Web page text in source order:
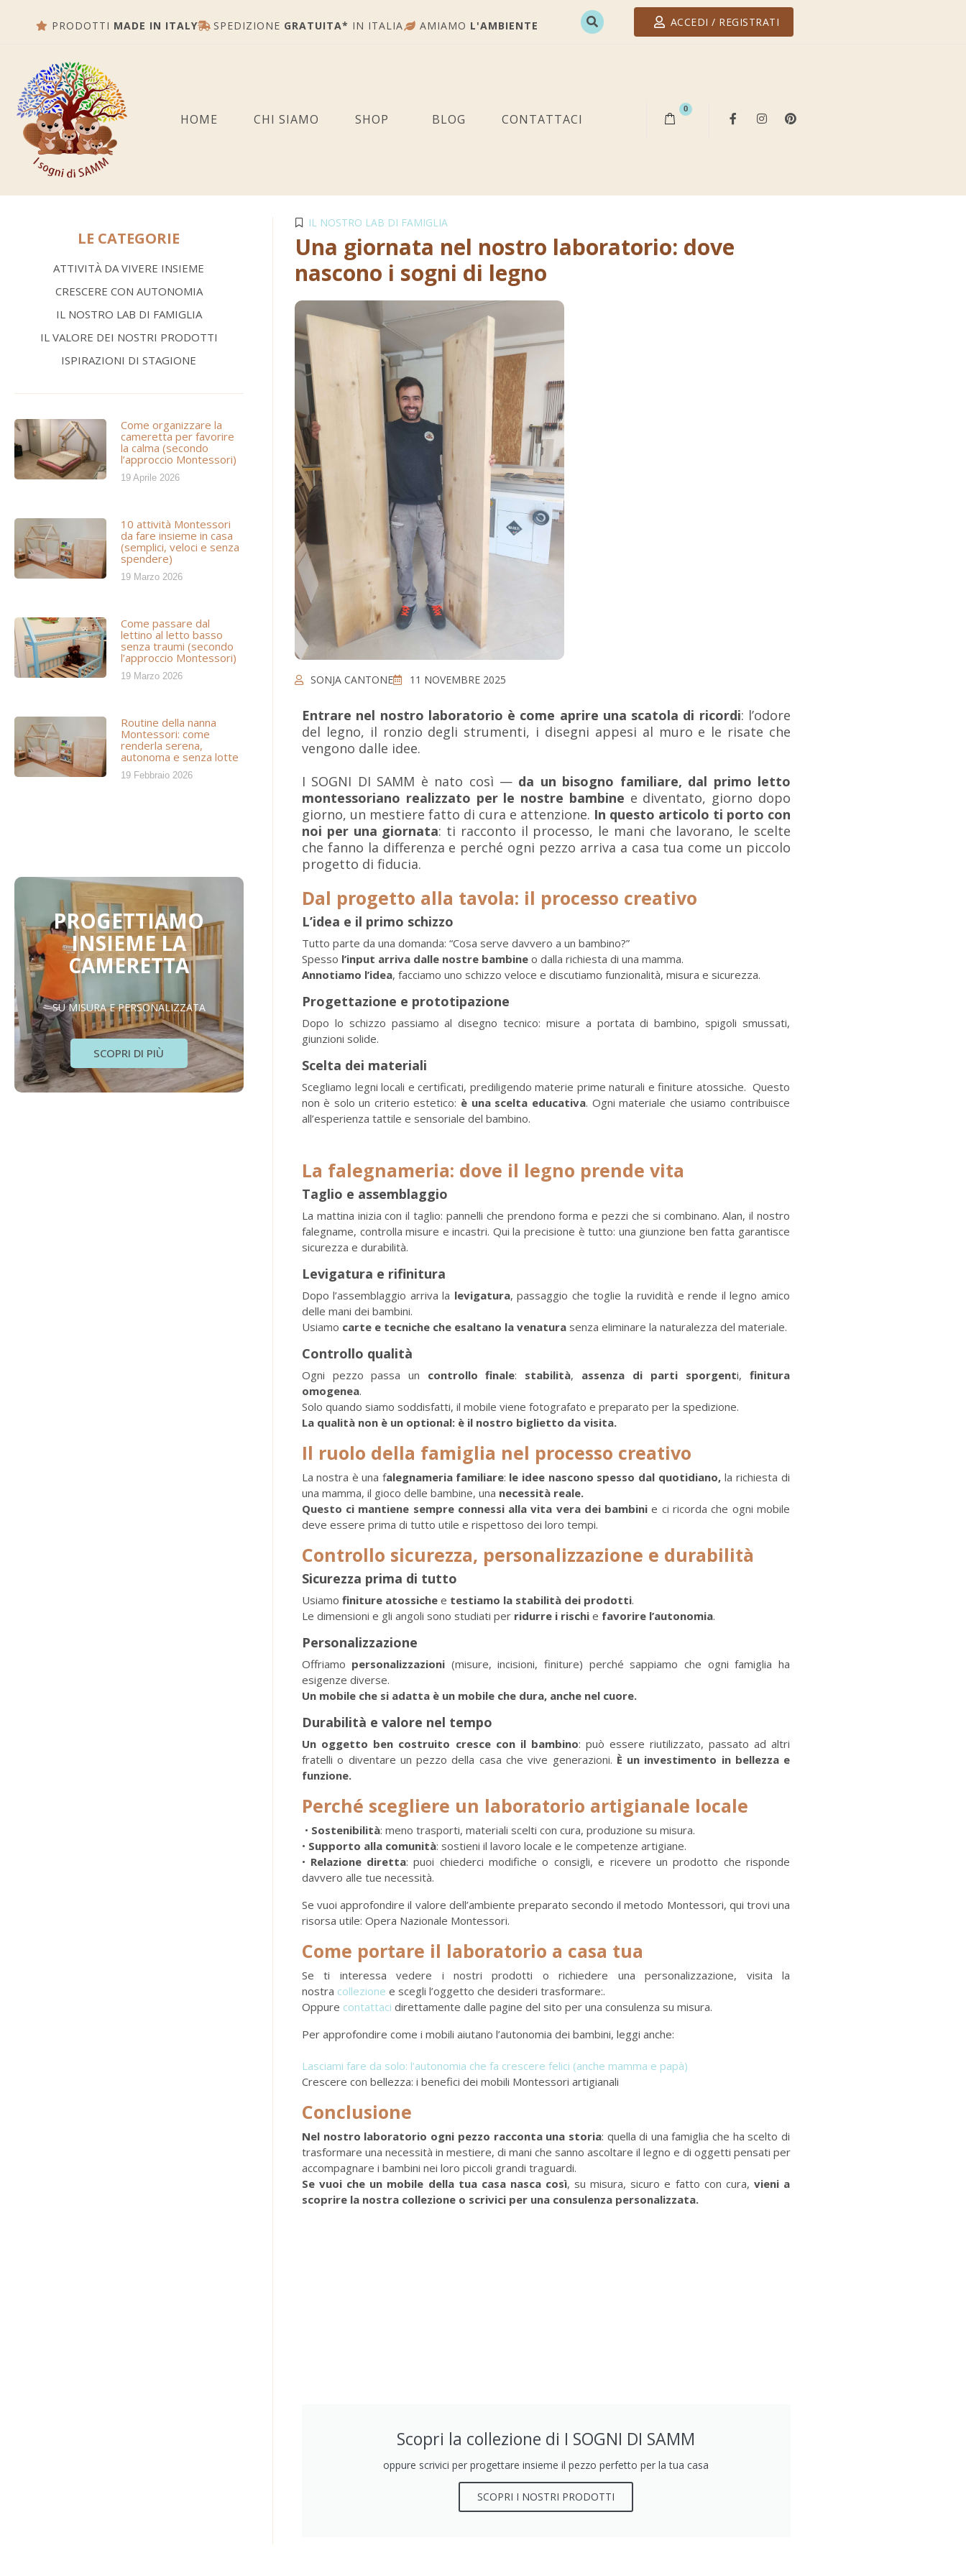
PRODOTTI MADE IN ITALY SPEDIZIONE GRATUITA* IN ITALIA AMIAMO L'AMBIENTE ACCEDI / REGISTRATI
HOME CHI SIAMO SHOP BLOG CONTATTACI
0
LE CATEGORIE
ATTIVITÀ DA VIVERE INSIEME
CRESCERE CON AUTONOMIA
IL NOSTRO LAB DI FAMIGLIA
IL VALORE DEI NOSTRI PRODOTTI
ISPIRAZIONI DI STAGIONE
Come organizzare la
cameretta per favorire
la calma (secondo
l’approccio Montessori)
19 Aprile 2026
10 attività Montessori
da fare insieme in casa
(semplici, veloci e senza
spendere)
19 Marzo 2026
Come passare dal
lettino al letto basso
senza traumi (secondo
l’approccio Montessori)
19 Marzo 2026
Routine della nanna
Montessori: come
renderla serena,
autonoma e senza lotte
19 Febbraio 2026
PROGETTIAMO
INSIEME LA
CAMERETTA
SU MISURA E PERSONALIZZATA
SCOPRI DI PIÙ
IL NOSTRO LAB DI FAMIGLIA
Una giornata nel nostro laboratorio: dove
nascono i sogni di legno
SONJA CANTONE 11 NOVEMBRE 2025
Entrare nel nostro laboratorio è come aprire una scatola di ricordi: l’odore
del legno, il ronzio degli strumenti, i disegni appesi al muro e le risate che
vengono dalle idee.
I SOGNI DI SAMM è nato così — da un bisogno familiare, dal primo letto
montessoriano realizzato per le nostre bambine e diventato, giorno dopo
giorno, un mestiere fatto di cura e attenzione. In questo articolo ti porto con
noi per una giornata: ti racconto il processo, le mani che lavorano, le scelte
che fanno la differenza e perché ogni pezzo arriva a casa tua come un piccolo
progetto di fiducia.
Dal progetto alla tavola: il processo creativo
L’idea e il primo schizzo
Tutto parte da una domanda: “Cosa serve davvero a un bambino?”
Spesso l’input arriva dalle nostre bambineo dalla richiesta di una mamma.
Annotiamo l’idea, facciamo uno schizzo veloce e discutiamo funzionalità, misura e sicurezza.
Progettazione e prototipazione
Dopo lo schizzo passiamo al disegno tecnico: misure a portata di bambino, spigoli smussati,
giunzioni solide.
Scelta dei materiali
Scegliamo legni locali e certificati, prediligendo materie prime naturali e finiture atossiche. Questo
non è solo un criterio estetico: è una scelta educativa. Ogni materiale che usiamo contribuisce
all’esperienza tattile e sensoriale del bambino.
La falegnameria: dove il legno prende vita
Taglio e assemblaggio
La mattina inizia con il taglio: pannelli che prendono forma e pezzi che si combinano. Alan, il nostro
falegname, controlla misure e incastri. Qui la precisione è tutto: una giunzione ben fatta garantisce
sicurezza e durabilità.
Levigatura e rifinitura
Dopo l’assemblaggio arriva la levigatura, passaggio che toglie la ruvidità e rende il legno amico
delle mani dei bambini.
Usiamo carte e tecniche che esaltano la venaturasenza eliminare la naturalezza del materiale.
Controllo qualità
Ogni pezzo passa un controllo finale: stabilità, assenza di parti sporgenti, finitura
omogenea.
Solo quando siamo soddisfatti, il mobile viene fotografato e preparato per la spedizione.
La qualità non è un optional: è il nostro biglietto da visita.
Il ruolo della famiglia nel processo creativo
La nostra è una falegnameria familiare: le idee nascono spesso dal quotidiano,la richiesta di
una mamma, il gioco delle bambine, una necessità reale.
Questo ci mantiene sempre connessi alla vita vera dei bambinie ci ricorda che ogni mobile
deve essere prima di tutto utile e rispettoso dei loro tempi.
Controllo sicurezza, personalizzazione e durabilità
Sicurezza prima di tutto
Usiamo finiture atossichee testiamo la stabilità dei prodotti.
Le dimensioni e gli angoli sono studiati per ridurre i rischie favorire l’autonomia.
Personalizzazione
Offriamo personalizzazioni(misure, incisioni, finiture) perché sappiamo che ogni famiglia ha
esigenze diverse.
Un mobile che si adatta è un mobile che dura, anche nel cuore.
Durabilità e valore nel tempo
Un oggetto ben costruito cresce con il bambino: può essere riutilizzato, passato ad altri
fratelli o diventare un pezzo della casa che vive generazioni. È un investimento in bellezza e
funzione.
Perché scegliere un laboratorio artigianale locale
• Sostenibilità: meno trasporti, materiali scelti con cura, produzione su misura.
• Supporto alla comunità: sostieni il lavoro locale e le competenze artigiane.
• Relazione diretta: puoi chiederci modifiche o consigli, e ricevere un prodotto che risponde
davvero alle tue necessità.
Se vuoi approfondire il valore dell’ambiente preparato secondo il metodo Montessori, qui trovi una
risorsa utile: Opera Nazionale Montessori.
Come portare il laboratorio a casa tua
Se ti interessa vedere i nostri prodotti o richiedere una personalizzazione, visita la
nostra collezione e scegli l’oggetto che desideri trasformare:.
Oppure contattaci direttamente dalle pagine del sito per una consulenza su misura.
Per approfondire come i mobili aiutano l’autonomia dei bambini, leggi anche:
Lasciami fare da solo: l’autonomia che fa crescere felici (anche mamma e papà)
Crescere con bellezza: i benefici dei mobili Montessori artigianali
Conclusione
Nel nostro laboratorio ogni pezzo racconta una storia: quella di una famiglia che ha scelto di
trasformare una necessità in mestiere, di mani che sanno ascoltare il legno e di oggetti pensati per
accompagnare i bambini nei loro piccoli grandi traguardi.
Se vuoi che un mobile della tua casa nasca così, su misura, sicuro e fatto con cura, vieni a
scoprire la nostra collezione o scrivici per una consulenza personalizzata.
Scopri la collezione di I SOGNI DI SAMM
oppure scrivici per progettare insieme il pezzo perfetto per la tua casa
SCOPRI I NOSTRI PRODOTTI